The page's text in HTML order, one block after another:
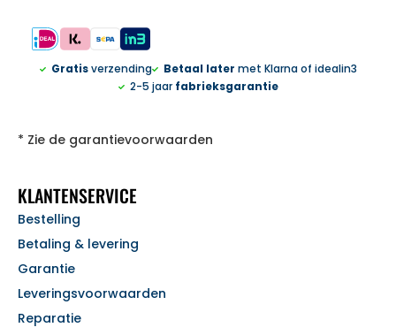
Gratisverzending Betaal later met Klarna of idealin3
2-5 jaar fabrieksgarantie
* Zie de garantievoorwaarden
KLANTENSERVICE
Bestelling
Betaling & levering
Garantie
Leveringsvoorwaarden
Reparatie